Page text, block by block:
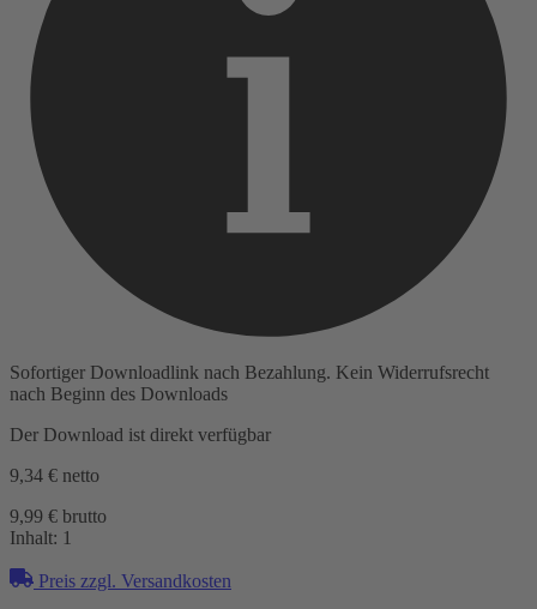
Sofortiger Downloadlink nach Bezahlung. Kein Widerrufsrecht
nach Beginn des Downloads
Der Download ist direkt verfügbar
9,34 € netto
9,99 € brutto
Inhalt: 1
Preis zzgl. Versandkosten